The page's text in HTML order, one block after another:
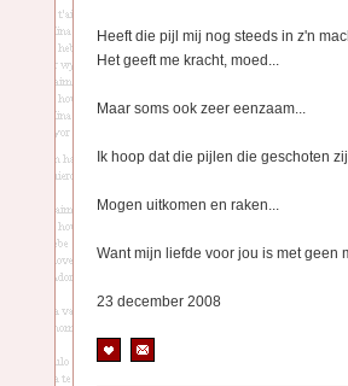
Heeft die pijl mij nog steeds in z'n
Het geeft me kracht, moed...
Maar soms ook zeer eenzaam...
Ik hoop dat die pijlen die geschoten
Mogen uitkomen en raken...
Want mijn liefde voor jou is met geen
23 december 2008